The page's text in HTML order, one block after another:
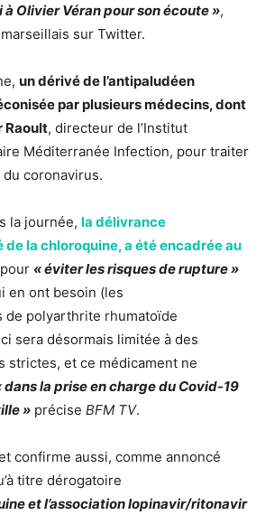
à Olivier Véran pour son écoute »,
sur Twitter.
un dérivé de l’antipaludéen
par plusieurs médecins, dont
Raoult, directeur de l’Institut
Méditerranée Infection, pour traiter
coronavirus.
la journée, la délivrance
de la chloroquine, a été encadrée au
pour « éviter les risques de rupture »
en ont besoin (les
de polyarthrite rhumatoïde
sera désormais limitée à des
strictes, et ce médicament ne
dans la prise en charge du Covid-19
» précise BFM TV.
confirme aussi, comme annoncé
titre dérogatoire
et l’association lopinavir/ritonavir